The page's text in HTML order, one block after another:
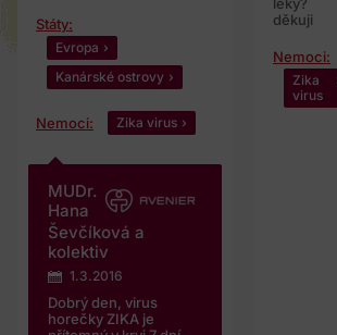
Státy:
Evropa
Kanárské ostrovy
Nemoci: Zika virus
MUDr.
Hana
Ševčíková a
kolektiv
1.3.2016
Dobrý den, virus
horečky ZIKA je
děkuji
Nemoci:
Zika
virus